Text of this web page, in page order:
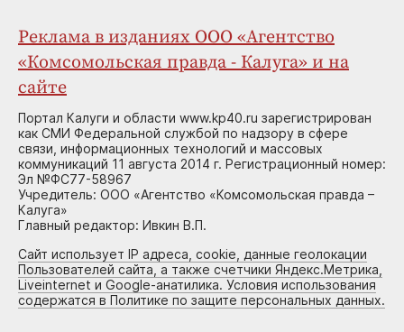
Реклама в изданиях ООО «Агентство
«Комсомольская правда - Калуга» и на
сайте
Портал Калуги и области www.kp40.ru зарегистрирован
как СМИ Федеральной службой по надзору в сфере
связи, информационных технологий и массовых
коммуникаций 11 августа 2014 г. Регистрационный номер:
Эл №ФС77-58967
Учредитель: ООО «Агентство «Комсомольская правда –
Калуга»
Главный редактор: Ивкин В.П.
Сайт использует IP адреса, cookie, данные геолокации
Пользователей сайта, а также счетчики Яндекс.Метрика,
Liveinternet и Google-анатилика. Условия использования
содержатся в Политике по защите персональных данных.